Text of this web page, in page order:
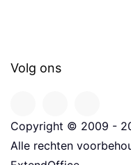
Volg ons
Copyright © 2009 -
Alle rechten